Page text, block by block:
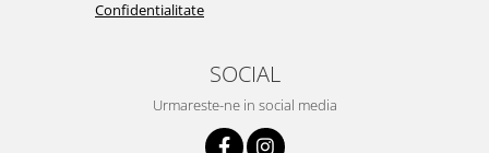
Confidentialitate
SOCIAL
Urmareste-ne in social media